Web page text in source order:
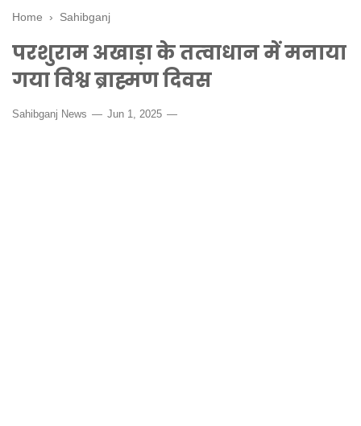
Home › Sahibganj
परशुराम अखाड़ा के तत्वाधान में मनाया
गया विश्व ब्राह्मण दिवस
Sahibganj News Jun 1, 2025